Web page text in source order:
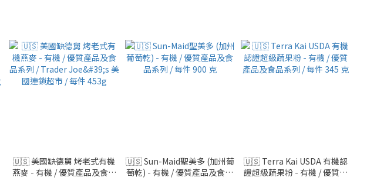
🇺🇸 美國缺德舅 烤老式有機
燕麥 - 有機 / 優質產品及食品
🇺🇸 Sun-Maid聖美多 (加州葡
萄乾) - 有機 / 優質產品及食品
🇺🇸 Terra Kai USDA 有機認
證超級蔬果粉 - 有機 / 優質產